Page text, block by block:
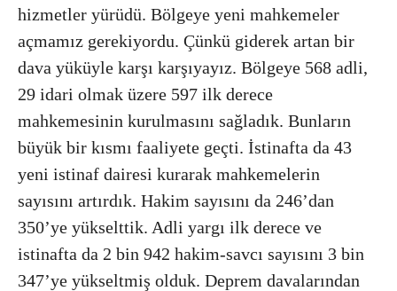
hizmetler yürüdü. Bölgeye yeni mahkemeler
açmamız gerekiyordu. Çünkü giderek artan bir
dava yüküyle karşı karşıyayız. Bölgeye 568 adli,
29 idari olmak üzere 597 ilk derece
mahkemesinin kurulmasını sağladık. Bunların
büyük bir kısmı faaliyete geçti. İstinafta da 43
yeni istinaf dairesi kurarak mahkemelerin
sayısını artırdık. Hakim sayısını da 246’dan
350’ye yükselttik. Adli yargı ilk derece ve
istinafta da 2 bin 942 hakim-savcı sayısını 3 bin
347’ye yükseltmiş olduk. Deprem davalarından